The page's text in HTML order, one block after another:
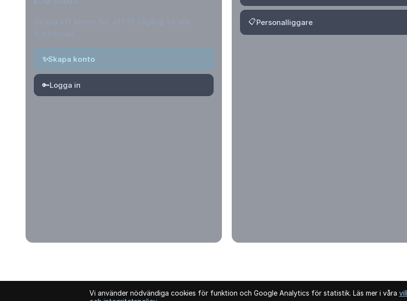
Vi använder nödvändiga cookies för funktion och Google Analytics för statistik. Läs mer i våra
✨Skapa konto
🔑Logga in
📋Personalliggare